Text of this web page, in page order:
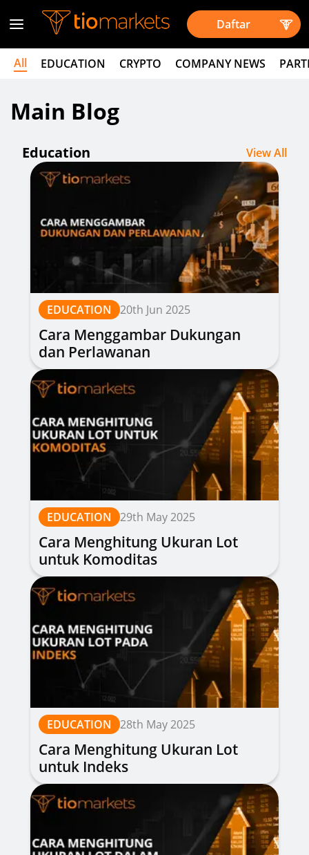
Daftar
All EDUCATION CRYPTO COMPANY NEWS
Main Blog
Education View All
EDUCATION 20th Jun 2025
Cara Menggambar Dukungan
dan Perlawanan
EDUCATION 29th May 2025
Cara Menghitung Ukuran Lot
untuk Komoditas
EDUCATION 28th May 2025
Cara Menghitung Ukuran Lot
untuk Indeks